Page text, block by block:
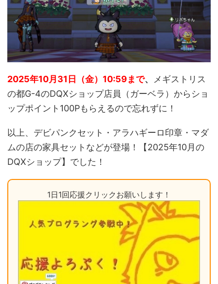
2025年10月31日（金）10:59まで、
メギストリス
の都G-4のDQXショップ店員（ガーベラ）からショ
ップポイント100Pもらえるので忘れずに！
以上、デビパンクセット・アラハギーロ印章・マダ
ムの店の家具セットなどが登場！【2025年10月の
DQXショップ】でした！
1日1回応援クリックお願いします！